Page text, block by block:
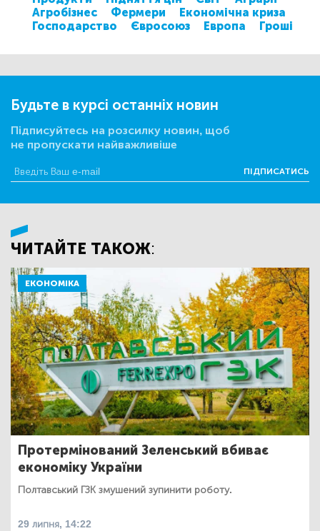
Агробізнес
Фермери
Економічна криза
Господарство
Євросоюз Европа Гроші
Будьте в курсі останніх новин
Підписуйтесь на розсилку новин, щоб
не пропускати найважливіше
ПІДПИСАТИСЬ
ЧИТАЙТЕ ТАКОЖ:
ЕКОНОМІКА
Протермінований Зеленський вбиває
економіку України
Полтавський ГЗК змушений зупинити роботу.
29 липня, 14:22